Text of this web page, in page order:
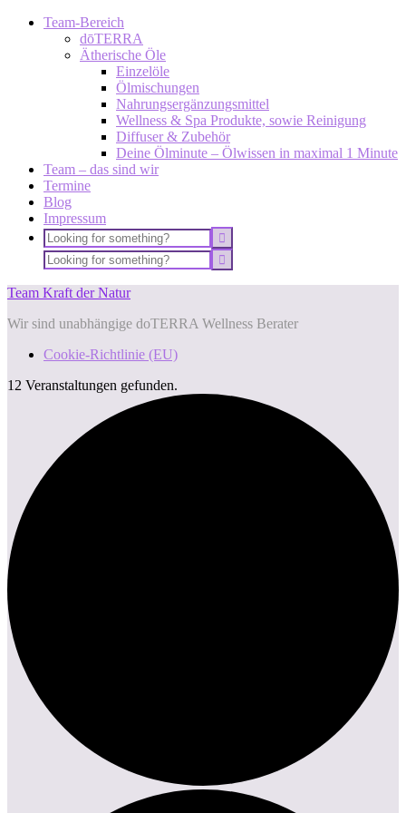
Team-Bereich
dōTERRA
Ätherische Öle
Einzelöle
Ölmischungen
Nahrungsergänzungsmittel
Wellness & Spa Produkte, sowie Reinigung
Diffuser & Zubehör
Deine Ölminute – Ölwissen in maximal 1 Minute
Team – das sind wir
Termine
Blog
Impressum
Team Kraft der Natur
Wir sind unabhängige doTERRA Wellness Berater
Cookie-Richtlinie (EU)
12 Veranstaltungen gefunden.